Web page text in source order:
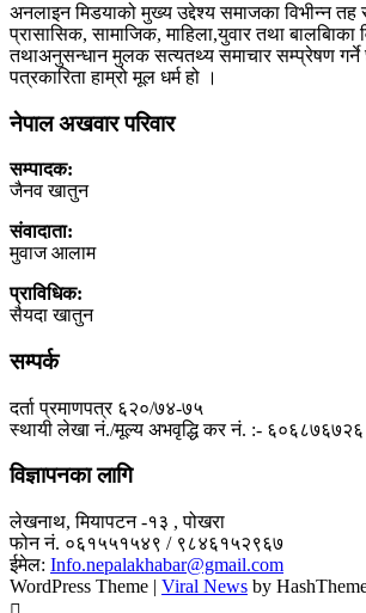
अनलाइन मिडयाको मुख्य उद्देश्य समाजका विभीन्न तह
प्रासासिक, सामाजिक, माहिला,युवार तथा बालबािका
तथाअनुसन्धान मुलक सत्यतथ्य समाचार सम्प्रेषण गर्ने
पत्रकारिता हाम्रो मूल धर्म हो ।
नेपाल अखवार परिवार
सम्पादक:
जैनव खातुन
संवादाता:
मुवाज आलाम
प्राविधिक:
सैयदा खातुन
सम्पर्क
दर्ता प्रमाणपत्र ६२०/७४-७५
स्थायी लेखा नं./मूल्य अभवृद्धि कर नं. :- ६०६८७६७२६
विज्ञापनका लागि
लेखनाथ, मियापटन -१३ , पोखरा
फोन नं. ०६१५५१५४९ / ९८४६१५२९६७
ईमेल: Info.nepalakhabar@gmail.com
WordPress Theme | Viral News by